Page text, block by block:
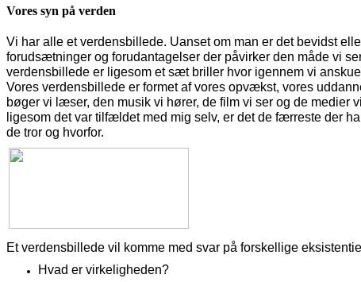
Vores syn på verden
Vi har alle et verdensbillede. Uanset om man er det bevidst
forudsætninger og forudantagelser der påvirker den måde vi
verdensbillede er ligesom et sæt briller hvor igennem vi
Vores verdensbillede er formet af vores opvækst, vores
bøger vi læser, den musik vi hører, de film vi ser og de medier
ligesom det var tilfældet med mig selv, er det de færreste der
de tror og hvorfor.
Et verdensbillede vil komme med svar på forskellige
Hvad er virkeligheden?